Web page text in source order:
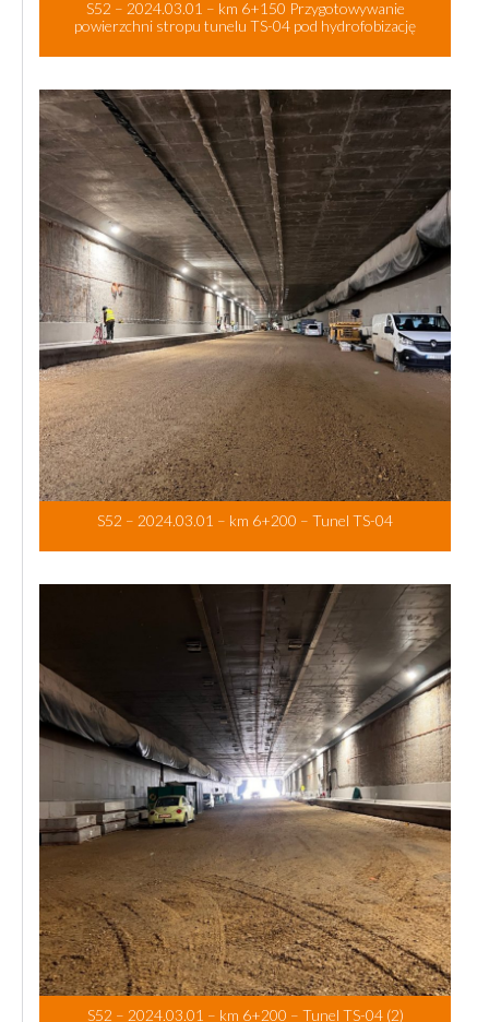
S52 – 2024.03.01 – km 6+150 Przygotowywanie
powierzchni stropu tunelu TS-04 pod hydrofobizację
S52 – 2024.03.01 – km 6+200 – Tunel TS-04
S52 – 2024.03.01 – km 6+200 – Tunel TS-04 (2)